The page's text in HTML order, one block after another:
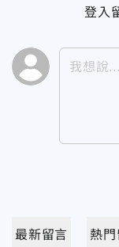
登入
最新留言 熱